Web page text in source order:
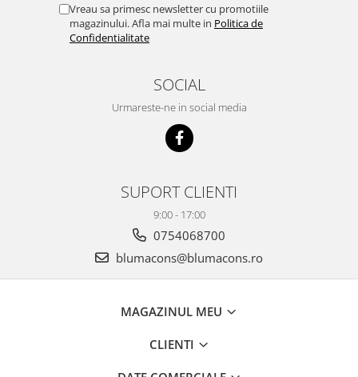
Vreau sa primesc newsletter cu promotiile
magazinului. Afla mai multe in Politica de
Confidentialitate
SOCIAL
Urmareste-ne in social media
SUPORT CLIENTI
9:00 - 17:00
0754068700
blumacons@blumacons.ro
MAGAZINUL MEU
CLIENTI